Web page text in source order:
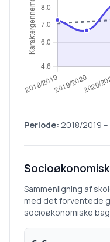
Periode: 2018/2019 –
Sammenligning af
med det forventede
socioøkonomiske